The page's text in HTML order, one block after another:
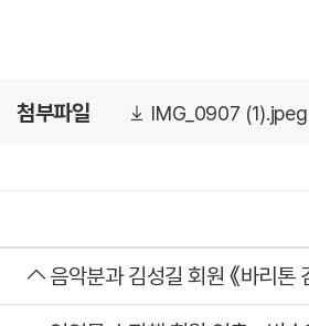
첨부파일 IMG_0907
음악분과 김성길 회원 《바리톤